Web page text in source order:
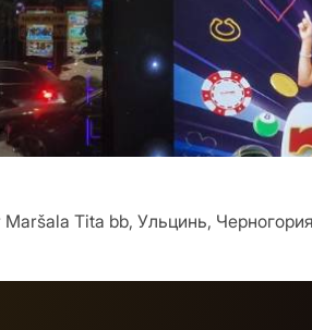
Maršala Tita bb, Ульцинь, Черногория